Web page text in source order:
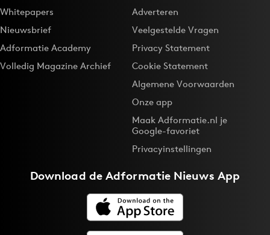
Whitepapers
Nieuwsbrief
Adformatie Academy
Volledig Magazine Archief
Adverteren
Veelgestelde Vragen
Privacy Statement
Cookie Statement
Algemene Voorwaarden
Onze app
Maak Adformatie.nl je
Google-favoriet
Privacyinstellingen
Download deAdformatie Nieuws App